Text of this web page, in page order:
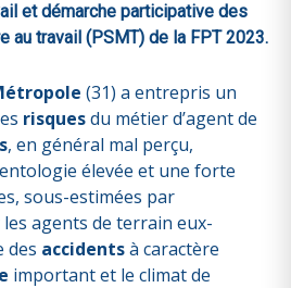
et démarche participative des
au travail (PSMT) de la FPT 2023.
(31) a entrepris un
risquesdu métier d’agent de
, en général mal perçu,
élevée et une forte
sous-estimées par
les agents de terrain eux-
des accidentsà caractère
important et le climat de